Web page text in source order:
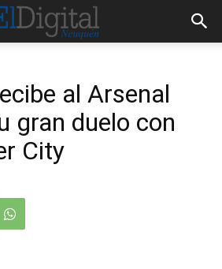
al Arsenal
gran duelo con
City